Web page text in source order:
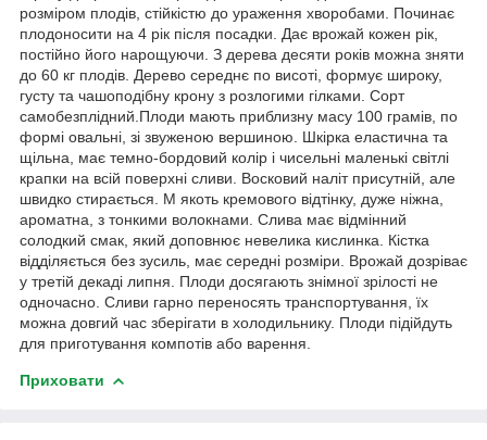
розміром плодів, стійкістю до ураження хворобами. Починає
плодоносити на 4 рік після посадки. Дає врожай кожен рік,
постійно його нарощуючи. З дерева десяти років можна зняти
до 60 кг плодів. Дерево середнє по висоті, формує широку,
густу та чашоподібну крону з розлогими гілками. Сорт
самобезплідний.Плоди мають приблизну масу 100 грамів, по
формі овальні, зі звуженою вершиною. Шкірка еластична та
щільна, має темно-бордовий колір і чисельні маленькі світлі
крапки на всій поверхні сливи. Восковий наліт присутній, але
швидко стирається. М якоть кремового відтінку, дуже ніжна,
ароматна, з тонкими волокнами. Слива має відмінний
солодкий смак, який доповнює невелика кислинка. Кістка
відділяється без зусиль, має середні розміри. Врожай дозріває
у третій декаді липня. Плоди досягають знімної зрілості не
одночасно. Сливи гарно переносять транспортування, їх
можна довгий час зберігати в холодильнику. Плоди підійдуть
для приготування компотів або варення.
Приховати